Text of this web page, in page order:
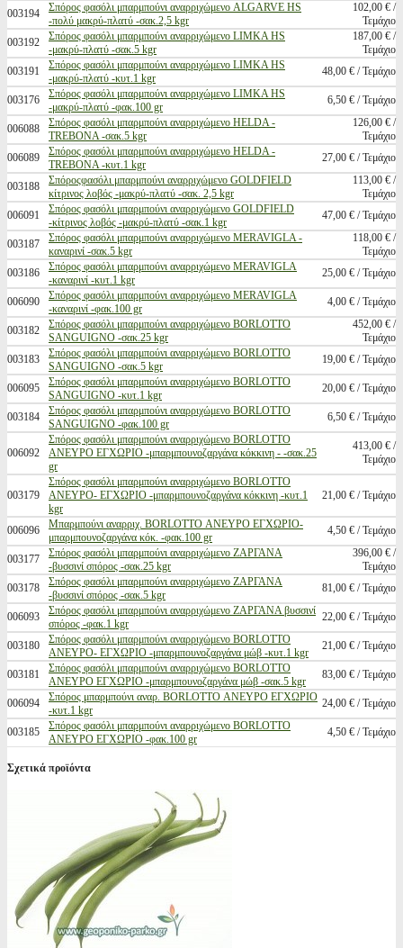
003194
Σπόρος φασόλι μπαρμπούνι αναρριχώμενο ALGARVE HS
-πολύ μακρύ-πλατύ -σακ.2,5 kgr
102,00 € /
Τεμάχιο
003192
Σπόρος φασόλι μπαρμπούνι αναρριχώμενο LIMKA HS
-μακρύ-πλατύ -σακ.5 kgr
187,00 € /
Τεμάχιο
003191
Σπόρος φασόλι μπαρμπούνι αναρριχώμενο LIMKA HS
-μακρύ-πλατύ -κυτ.1 kgr
48,00 € / Τεμάχιο
003176
Σπόρος φασόλι μπαρμπούνι αναρριχώμενο LIMKA HS
-μακρύ-πλατύ -φακ.100 gr
6,50 € / Τεμάχιο
006088
Σπόρος φασόλι μπαρμπούνι αναρριχώμενο HELDA -
TREBONA -σακ.5 kgr
126,00 € /
Τεμάχιο
006089
Σπόρος φασόλι μπαρμπούνι αναρριχώμενο HELDA -
TREBONA -κυτ.1 kgr
27,00 € / Τεμάχιο
003188
Σπόροςφασόλι μπαρμπούνι αναρριχώμενο GOLDFIELD
κίτρινος λοβός -μακρύ-πλατύ -σακ. 2,5 kgr
113,00 € /
Τεμάχιο
006091
Σπόρος φασόλι μπαρμπούνι αναρριχώμενο GOLDFIELD
-κίτρινος λοβός -μακρύ-πλατύ -σακ.1 kgr
47,00 € / Τεμάχιο
003187
Σπόρος φασόλι μπαρμπούνι αναρριχώμενο MERAVIGLA -
καναρινί -σακ.5 kgr
118,00 € /
Τεμάχιο
003186
Σπόρος φασόλι μπαρμπούνι αναρριχώμενο MERAVIGLA
-καναρινί -κυτ.1 kgr
25,00 € / Τεμάχιο
006090
Σπόρος φασόλι μπαρμπούνι αναρριχώμενο MERAVIGLA
-καναρινί -φακ.100 gr
4,00 € / Τεμάχιο
003182
Σπόρος φασόλι μπαρμπούνι αναρριχώμενο BORLOTTO
SANGUIGNO -σακ.25 kgr
452,00 € /
Τεμάχιο
003183
Σπόρος φασόλι μπαρμπούνι αναρριχώμενο BORLOTTO
SANGUIGNO -σακ.5 kgr
19,00 € / Τεμάχιο
006095
Σπόρος φασόλι μπαρμπούνι αναρριχώμενο BORLOTTO
SANGUIGNO -κυτ.1 kgr
20,00 € / Τεμάχιο
003184
Σπόρος φασόλι μπαρμπούνι αναρριχώμενο BORLOTTO
SANGUIGNO -φακ.100 gr
6,50 € / Τεμάχιο
006092
Σπόρος φασόλι μπαρμπούνι αναρριχώμενο BORLOTTO
ΑΝΕΥΡΟ ΕΓΧΩΡΙΟ -μπαρμπουνοζαργάνα κόκκινη - -σακ.25
gr
413,00 € /
Τεμάχιο
003179
Σπόρος φασόλι μπαρμπούνι αναρριχώμενο BORLOTTO
ΑΝΕΥΡΟ- ΕΓΧΩΡΙΟ -μπαρμπουνοζαργάνα κόκκινη -κυτ.1
kgr
21,00 € / Τεμάχιο
006096
Μπαρμπούνι αναρριχ. BORLOTTO ΑΝΕΥΡΟ ΕΓΧΩΡΙΟ-
μπαρμπουνοζαργάνα κόκ. -φακ.100 gr
4,50 € / Τεμάχιο
003177
Σπόρος φασόλι μπαρμπούνι αναρριχώμενο ΖΑΡΓΑΝΑ
-βυσσινί σπόρος -σακ.25 kgr
396,00 € /
Τεμάχιο
003178
Σπόρος φασόλι μπαρμπούνι αναρριχώμενο ΖΑΡΓΑΝΑ
-βυσσινί σπόρος -σακ.5 kgr
81,00 € / Τεμάχιο
006093
Σπόρος φασόλι μπαρμπούνι αναρριχώμενο ΖΑΡΓΑΝΑ βυσσινί
σπόρος -φακ.1 kgr
22,00 € / Τεμάχιο
003180
Σπόρος φασόλι μπαρμπούνι αναρριχώμενο BORLOTTO
ΑΝΕΥΡΟ- ΕΓΧΩΡΙΟ -μπαρμπουνοζαργάνα μώβ -κυτ.1 kgr
21,00 € / Τεμάχιο
003181
Σπόρος φασόλι μπαρμπούνι αναρριχώμενο BORLOTTO
ΑΝΕΥΡΟ ΕΓΧΩΡΙΟ -μπαρμπουνοζαργάνα μώβ -σακ.5 kgr
83,00 € / Τεμάχιο
006094
Σπόρος μπαρμπούνι αναρ. BORLOTTO ΑΝΕΥΡΟ ΕΓΧΩΡΙΟ
-κυτ.1 kgr
24,00 € / Τεμάχιο
003185
Σπόρος φασόλι μπαρμπούνι αναρριχώμενο BORLOTTO
ΑΝΕΥΡΟ ΕΓΧΩΡΙΟ -φακ.100 gr
4,50 € / Τεμάχιο
Σχετικά προϊόντα